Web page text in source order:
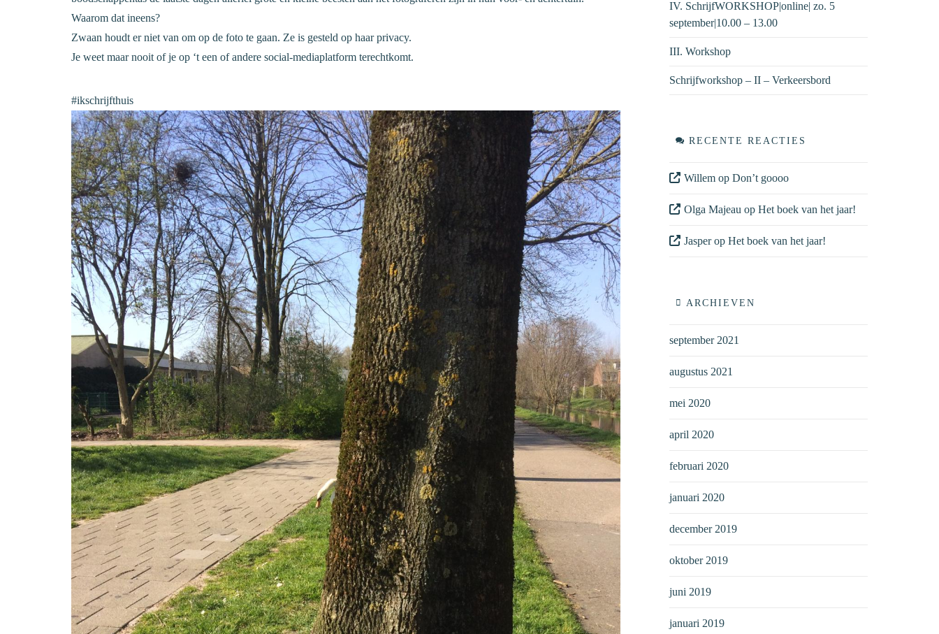
Waarom dat ineens?
Zwaan houdt er niet van om op de foto te gaan. Ze is gesteld op haar privacy.
Je weet maar nooit of je op ‘t een of andere social-mediaplatform terechtkomt.
#ikschrijfthuis
IV. SchrijfWORKSHOP|online| zo. 5
september|10.00 – 13.00
III. Workshop
Schrijfworkshop – II – Verkeersbord
RECENTE REACTIES
Willemop Don’t goooo
Olga Majeau op Het boek van het jaar!
Jasperop Het boek van het jaar!
ARCHIEVEN
september 2021
augustus 2021
mei 2020
april 2020
februari 2020
januari 2020
december 2019
oktober 2019
juni 2019
januari 2019